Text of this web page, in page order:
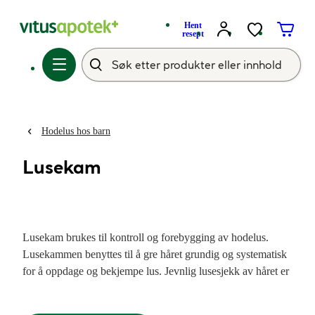
Hent
resept
Hodelus hos barn
Lusekam
Lusekam brukes til kontroll og forebygging av hodelus.
Lusekammen benyttes til å gre håret grundig og systematisk
for å oppdage og bekjempe lus. Jevnlig lusesjekk av håret er